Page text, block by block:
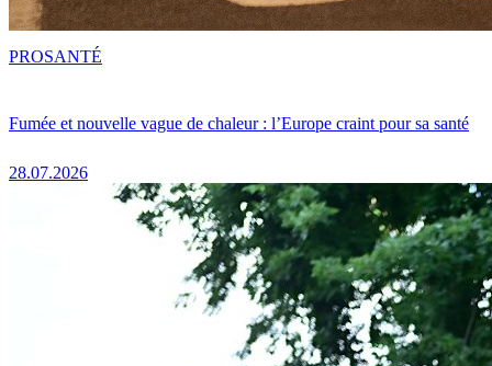
Fumée et nouvelle vague de chaleur : l’Europe craint pour sa santé
28.07.2026
PROSANTÉ